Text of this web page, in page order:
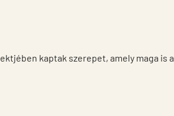
kaptak szerepet, amely maga is a